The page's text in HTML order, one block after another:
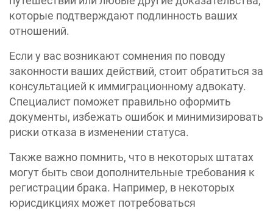
которые подтверждают подлинность ваших
отношений.
Если у вас возникают сомнения по поводу
законности ваших действий, стоит обратиться за
консультацией к иммиграционному адвокату.
Специалист поможет правильно оформить
документы, избежать ошибок и минимизировать
риски отказа в изменении статуса.
Также важно помнить, что в некоторых штатах
могут быть свои дополнительные требования к
регистрации брака. Например, в некоторых
юрисдикциях может потребоваться